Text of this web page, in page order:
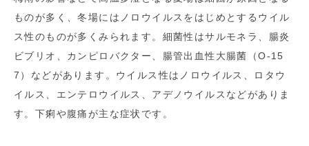
ものが多く、冬場にはノロウイルスをはじめとするウイル
ス性のものが多くみられます。細菌性はサルモネラ、腸炎
ビブリオ、カンピロバクター、腸管出血性大腸菌（O‐15
7）などがあります。ウイルス性はノロウイルス、ロタウ
イルス、エンテロウイルス、アデノウイルスなどがありま
す。下痢や腹痛が主な症状です。